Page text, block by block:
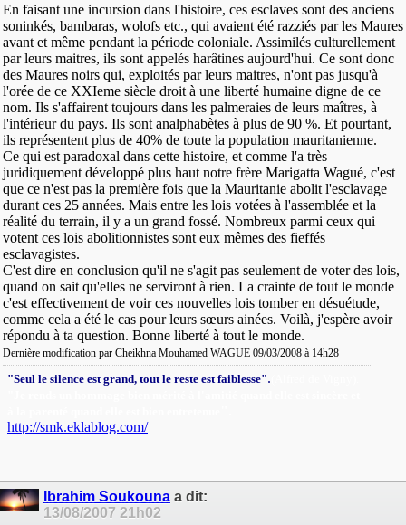
En faisant une incursion dans l'histoire, ces esclaves sont des anciens
soninkés, bambaras, wolofs etc., qui avaient été razziés par les Maures
avant et même pendant la période coloniale. Assimilés culturellement
par leurs maitres, ils sont appelés harâtines aujourd'hui. Ce sont donc
des Maures noirs qui, exploités par leurs maitres, n'ont pas jusqu'à
l'orée de ce XXIeme siècle droit à une liberté humaine digne de ce
nom. Ils s'affairent toujours dans les palmeraies de leurs maîtres, à
l'intérieur du pays. Ils sont analphabètes à plus de 90 %. Et pourtant,
ils représentent plus de 40% de toute la population mauritanienne.
Ce qui est paradoxal dans cette histoire, et comme l'a très
juridiquement développé plus haut notre frère Marigatta Wagué, c'est
que ce n'est pas la première fois que la Mauritanie abolit l'esclavage
durant ces 25 années. Mais entre les lois votées à l'assemblée et la
réalité du terrain, il y a un grand fossé. Nombreux parmi ceux qui
votent ces lois abolitionnistes sont eux mêmes des fieffés
esclavagistes.
C'est dire en conclusion qu'il ne s'agit pas seulement de voter des lois,
quand on sait qu'elles ne serviront à rien. La crainte de tout le monde
c'est effectivement de voir ces nouvelles lois tomber en désuétude,
comme cela a été le cas pour leurs sœurs ainées. Voilà, j'espère avoir
répondu à ta question. Bonne liberté à tout le monde.
Dernière modification par Cheikhna Mouhamed WAGUE 09/03/2008 à 14h28
"Seul le silence est grand, tout le reste est faiblesse".
http://smk.eklablog.com/
Ibrahim Soukouna a dit:
13/08/2007 21h02